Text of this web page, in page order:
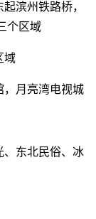
滨州铁路桥，
个区域
域
，月亮湾电视城
、东北民俗、冰